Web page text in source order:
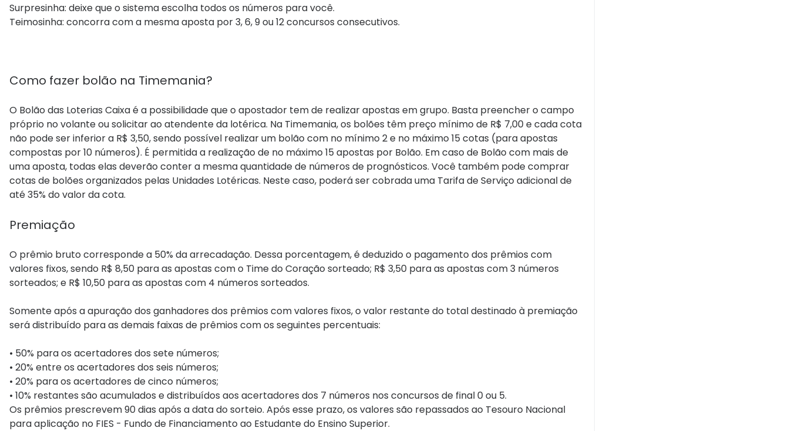
Surpresinha: deixe que o sistema escolha todos os números para você.
Teimosinha: concorra com a mesma aposta por 3, 6, 9 ou 12 concursos consecutivos.
Como fazer bolão na Timemania?
O Bolão das Loterias Caixa é a possibilidade que o apostador tem de realizar apostas em grupo. Basta preencher o campo
próprio no volante ou solicitar ao atendente da lotérica. Na Timemania, os bolões têm preço mínimo de R$ 7,00 e cada cota
não pode ser inferior a R$ 3,50, sendo possível realizar um bolão com no mínimo 2 e no máximo 15 cotas (para apostas
compostas por 10 números). É permitida a realização de no máximo 15 apostas por Bolão. Em caso de Bolão com mais de
uma aposta, todas elas deverão conter a mesma quantidade de números de prognósticos. Você também pode comprar
cotas de bolões organizados pelas Unidades Lotéricas. Neste caso, poderá ser cobrada uma Tarifa de Serviço adicional de
até 35% do valor da cota.
Premiação
O prêmio bruto corresponde a 50% da arrecadação. Dessa porcentagem, é deduzido o pagamento dos prêmios com
valores fixos, sendo R$ 8,50 para as apostas com o Time do Coração sorteado; R$ 3,50 para as apostas com 3 números
sorteados; e R$ 10,50 para as apostas com 4 números sorteados.
Somente após a apuração dos ganhadores dos prêmios com valores fixos, o valor restante do total destinado à premiação
será distribuído para as demais faixas de prêmios com os seguintes percentuais:
• 50% para os acertadores dos sete números;
• 20% entre os acertadores dos seis números;
• 20% para os acertadores de cinco números;
• 10% restantes são acumulados e distribuídos aos acertadores dos 7 números nos concursos de final 0 ou 5.
Os prêmios prescrevem 90 dias após a data do sorteio. Após esse prazo, os valores são repassados ao Tesouro Nacional
para aplicação no FIES - Fundo de Financiamento ao Estudante do Ensino Superior.